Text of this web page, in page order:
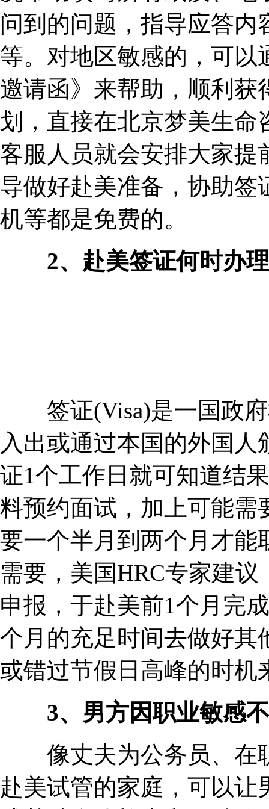
问到的问题，指导应答
等。对地区敏感的，可以
邀请函》来帮助，顺利获
划，直接在北京梦美生命
客服人员就会安排大家提
导做好赴美准备，协助签
机等都是免费的。
2、赴美签证何时办理
签证(Visa)是一国政府
入出或通过本国的外国
证1个工作日就可知道结
料预约面试，加上可能需
要一个半月到两个月才能
需要，美国HRC专家建
申报，于赴美前1个月完
个月的充足时间去做好其
或错过节假日高峰的时机
3、男方因职业敏感不
像丈夫为公务员、在
赴美试管的家庭，可以